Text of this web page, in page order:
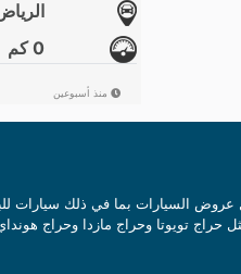
0 كم
منذ أسبوعين
السيارات بما في ذلك سيارات
حراج تويوتا وحراج مازدا وحراج